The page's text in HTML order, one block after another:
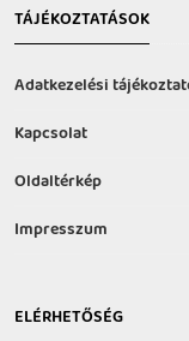
TÁJÉKOZTATÁSOK
Adatkezelési
Kapcsolat
Oldaltérkép
Impresszum
ELÉRHETŐSÉG